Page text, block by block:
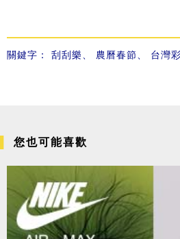
關鍵字： 刮刮樂 農曆春節 台灣
您也可能喜歡